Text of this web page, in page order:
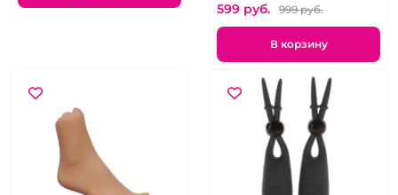
599 pуб. 999 pуб.
В корзину